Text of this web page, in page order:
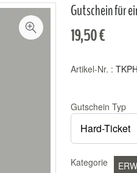
Gutschein für
19,50 €
Artikel-Nr. :
Gutschein Typ
Kategorie